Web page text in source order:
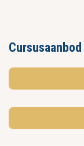
Cursusaanbod